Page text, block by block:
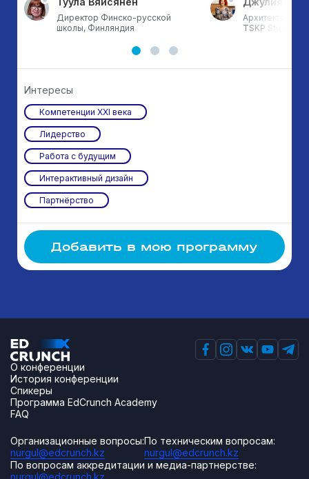
Директор Финско-русской
школы, Финляндия
Архитектор,
TSKP Studio,
Интересы
Компетенции XXI века
Лидерство
Работа с будущим
Интерактивный дизайн
Партнёрство
Добавить в мою программу
О конференции
История конференции
Спикеры
Программа EdCrunch Academy
FAQ
Организационные вопросы:
nurgul@edcrunch.kz
По техническим вопросам:
nurgul@edcrunch.kz
По вопросам аккредитации и медиа-партнерстве:
nurgul@edcrunch.kz